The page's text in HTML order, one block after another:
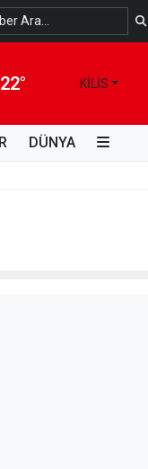
Kalıcı Bir Çözüm
22° KILIS
DÜNYA